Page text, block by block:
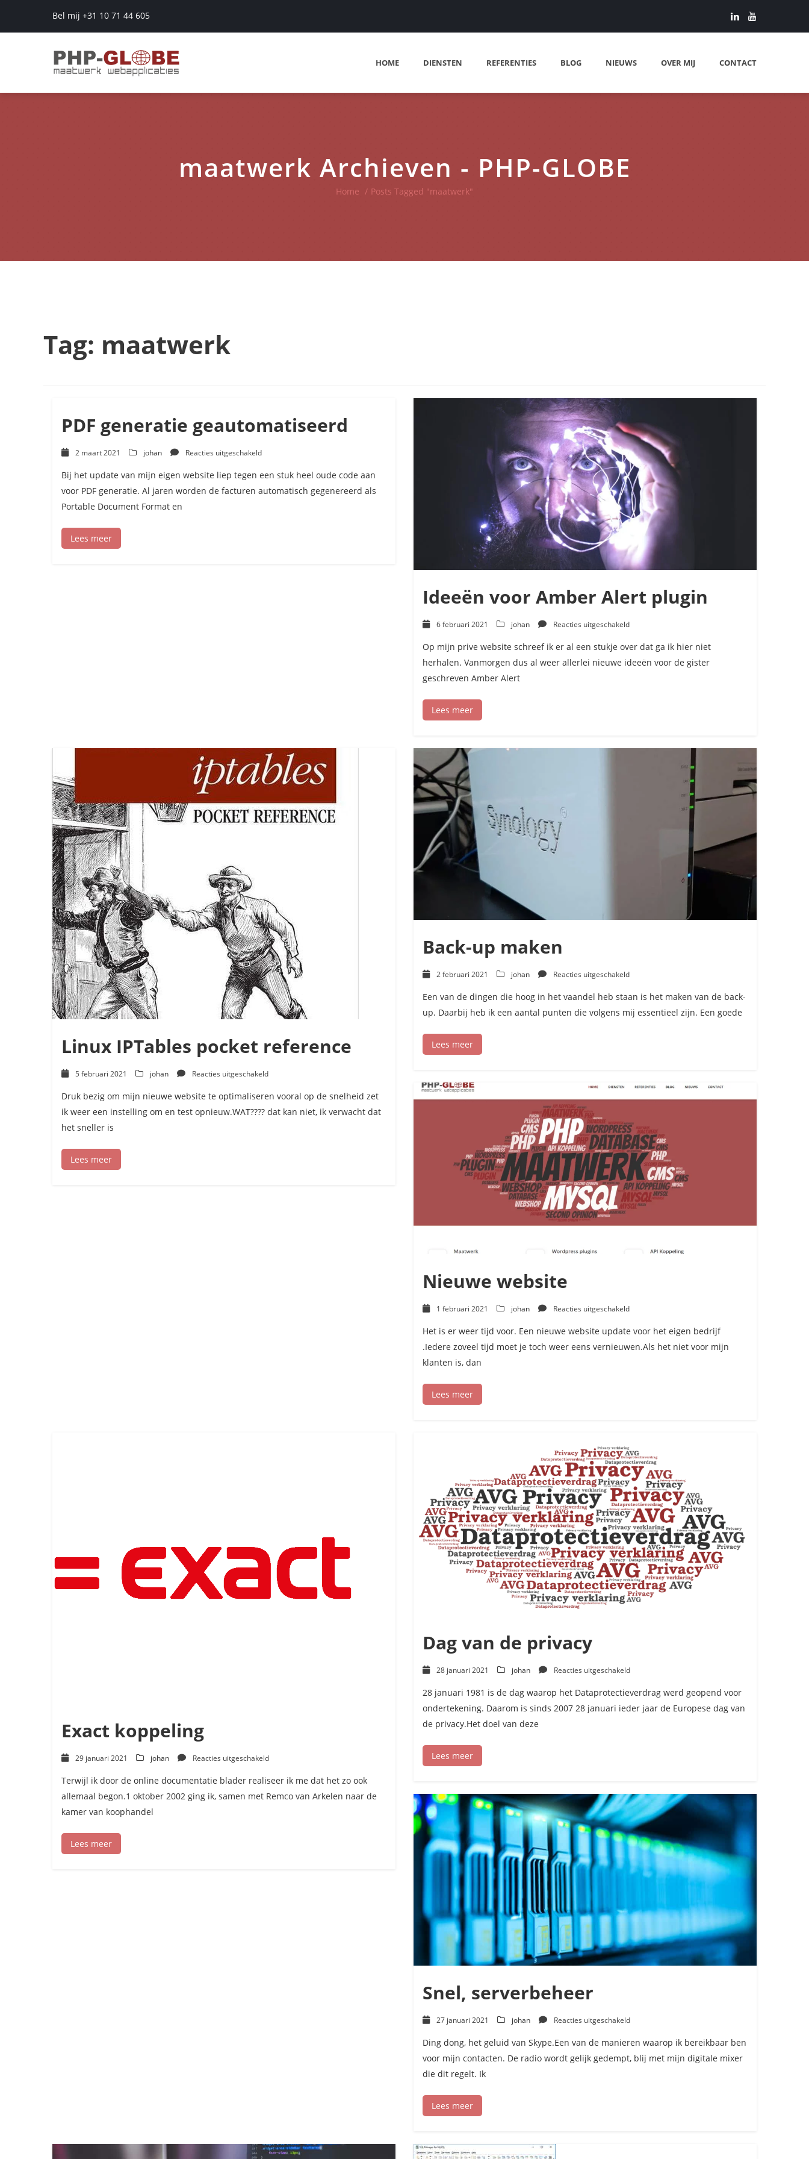
Bel mij +31 10 71 44 605
HOME DIENSTEN REFERENTIES BLOG NIEUWS OVER MIJ CONTACT
maatwerk Archieven - PHP-GLOBE
Home / Posts Tagged "maatwerk"
Tag: maatwerk
PDF generatie geautomatiseerd
2 maart 2021 johan Reacties uitgeschakeldvoor
generatie
Bij het update van mijn eigen website liep tegen een stuk heel oude code aan
voor PDF generatie. Al jaren worden de facturen automatisch gegenereerd als
Portable Document Format en
Lees meer
Ideeën voor Amber Alert plugin
6 februari 2021 johan Reacties uitgeschakeldvoor
voor
Alert
Op mijn prive website schreef ik er al een stukje over dat ga ik hier niet
herhalen. Vanmorgen dus al weer allerlei nieuwe ideeën voor de gister
geschreven Amber Alert
Lees meer
Linux IPTables pocket reference
5 februari 2021 johan Reacties uitgeschakeldvoor
IPTables
reference
Druk bezig om mijn nieuwe website te optimaliseren vooral op de snelheid zet
ik weer een instelling om en test opnieuw.WAT???? dat kan niet, ik verwacht dat
het sneller is
Lees meer
Back-up maken
2 februari 2021 johan Reacties uitgeschakeldvoor
up
Een van de dingen die hoog in het vaandel heb staan is het maken van de back-
up. Daarbij heb ik een aantal punten die volgens mij essentieel zijn. Een goede
Lees meer
Nieuwe website
1 februari 2021 johan Reacties uitgeschakeldvoor
website
Het is er weer tijd voor. Een nieuwe website update voor het eigen bedrijf
.Iedere zoveel tijd moet je toch weer eens vernieuwen.Als het niet voor mijn
klanten is, dan
Lees meer
Exact koppeling
29 januari 2021 johan Reacties uitgeschakeldvoor
koppeling
Terwijl ik door de online documentatie blader realiseer ik me dat het zo ook
allemaal begon.1 oktober 2002 ging ik, samen met Remco van Arkelen naar de
kamer van koophandel
Lees meer
Dag van de privacy
28 januari 2021 johan Reacties uitgeschakeldvoor
van
privacy
28 januari 1981 is de dag waarop het Dataprotectieverdrag werd geopend voor
ondertekening. Daarom is sinds 2007 28 januari ieder jaar de Europese dag van
de privacy.Het doel van deze
Lees meer
Snel, serverbeheer
27 januari 2021 johan Reacties uitgeschakeldvoor
serverbeheer
Ding dong, het geluid van Skype.Een van de manieren waarop ik bereikbaar ben
voor mijn contacten. De radio wordt gelijk gedempt, blij met mijn digitale mixer
die dit regelt. Ik
Lees meer